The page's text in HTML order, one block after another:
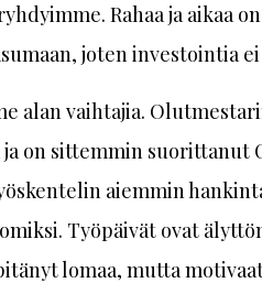
Rahaa ja aikaa
joten investointia
alan vaihtajia.
ja on sittemmin suorittanut
aiemmin
Työpäivät ovat
lomaa, mutta